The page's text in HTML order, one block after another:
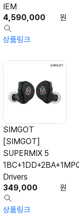
IEM
4,590,000
원
상품링크
SIMGOT
[SIMGOT]
SUPERMIX 5
Drivers
349,000
원
상품링크